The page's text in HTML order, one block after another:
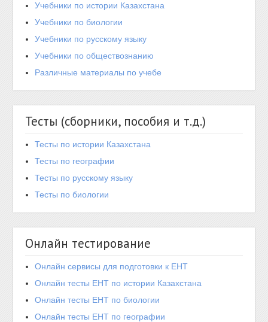
Учебники по истории Казахстана
Учебники по биологии
Учебники по русскому языку
Учебники по обществознанию
Различные материалы по учебе
Тесты (сборники, пособия и т.д.)
Тесты по истории Казахстана
Тесты по географии
Тесты по русскому языку
Тесты по биологии
Онлайн тестирование
Онлайн сервисы для подготовки к ЕНТ
Онлайн тесты ЕНТ по истории Казахстана
Онлайн тесты ЕНТ по биологии
Онлайн тесты ЕНТ по географии